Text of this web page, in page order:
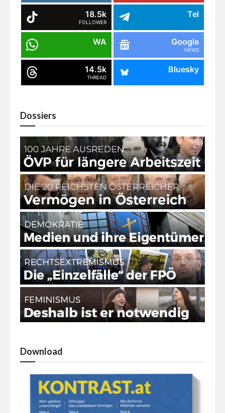
18.5k
FOLLOWER
Tel
WA Google
NEWS
14.5k
THREAD
Bluesky
Dossiers
Download